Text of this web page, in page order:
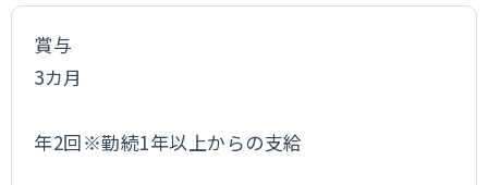
賞与
3カ月
年2回※勤続1年以上からの支給